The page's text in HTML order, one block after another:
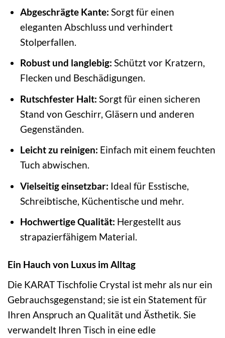
Abgeschrägte Kante: Sorgt für einen
eleganten Abschluss und verhindert
Stolperfallen.
Robust und langlebig: Schützt vor Kratzern,
Flecken und Beschädigungen.
Rutschfester Halt: Sorgt für einen sicheren
Stand von Geschirr, Gläsern und anderen
Gegenständen.
Leicht zu reinigen: Einfach mit einem feuchten
Tuch abwischen.
Vielseitig einsetzbar: Ideal für Esstische,
Schreibtische, Küchentische und mehr.
Hochwertige Qualität: Hergestellt aus
strapazierfähigem Material.
Ein Hauch von Luxus im Alltag
Die KARAT Tischfolie Crystal ist mehr als nur ein
Gebrauchsgegenstand; sie ist ein Statement für
Ihren Anspruch an Qualität und Ästhetik. Sie
verwandelt Ihren Tisch in eine edle